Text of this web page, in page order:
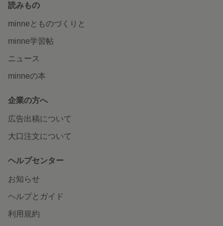
読みもの
minneとものづくりと
minne学習帖
ニュース
minneの本
企業の方へ
広告出稿について
大口注文について
ヘルプセンター
お知らせ
ヘルプとガイド
利用規約